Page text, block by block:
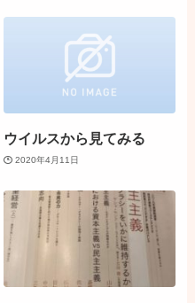
ウイルスから見てみる
2020年4月11日